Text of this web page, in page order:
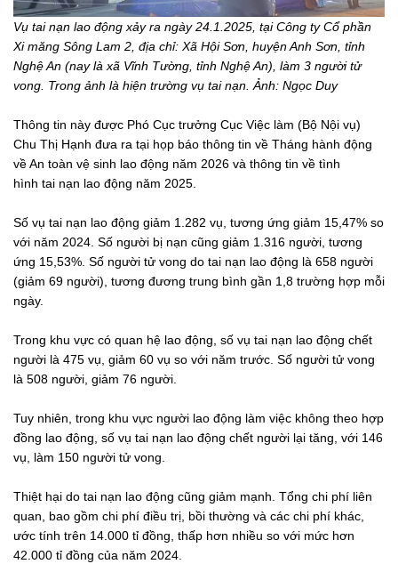
Vụ tai nạn lao động xảy ra ngày 24.1.2025, tại Công ty Cổ phần
Xi măng Sông Lam 2, địa chỉ: Xã Hội Sơn, huyện Anh Sơn, tỉnh
Nghệ An (nay là xã Vĩnh Tường, tỉnh Nghệ An), làm 3 người tử
vong. Trong ảnh là hiện trường vụ tai nạn. Ảnh: Ngọc Duy
Thông tin này được Phó Cục trưởng Cục Việc làm (Bộ Nội vụ)
Chu Thị Hạnh đưa ra tại họp báo thông tin về Tháng hành động
về An toàn vệ sinh lao động năm 2026 và thông tin về tình
hình tai nạn lao động năm 2025.
Số vụ tai nạn lao động giảm 1.282 vụ, tương ứng giảm 15,47% so
với năm 2024. Số người bị nạn cũng giảm 1.316 người, tương
ứng 15,53%. Số người tử vong do tai nạn lao động là 658 người
(giảm 69 người), tương đương trung bình gần 1,8 trường hợp mỗi
ngày.
Trong khu vực có quan hệ lao động, số vụ tai nạn lao động chết
người là 475 vụ, giảm 60 vụ so với năm trước. Số người tử vong
là 508 người, giảm 76 người.
Tuy nhiên, trong khu vực người lao động làm việc không theo hợp
đồng lao động, số vụ tai nạn lao động chết người lại tăng, với 146
vụ, làm 150 người tử vong.
Thiệt hại do tai nạn lao động cũng giảm mạnh. Tổng chi phí liên
quan, bao gồm chi phí điều trị, bồi thường và các chi phí khác,
ước tính trên 14.000 tỉ đồng, thấp hơn nhiều so với mức hơn
42.000 tỉ đồng của năm 2024.